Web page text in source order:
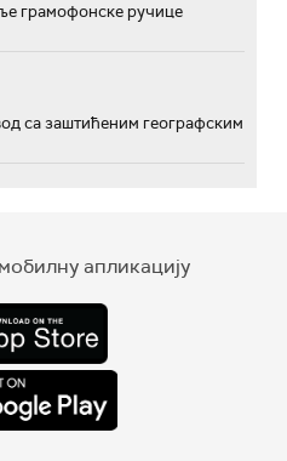
грамофонске ручице
са заштићеним географским
апликацију